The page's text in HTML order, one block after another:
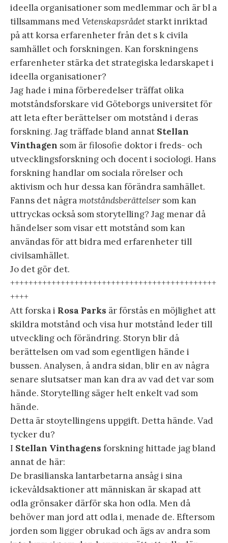
ideella organisationer som medlemmar och är bl a
tillsammans medVetenskapsrådet starkt inriktad
på att korsa erfarenheter från det s k civila
samhället och forskningen. Kan forskningens
erfarenheter stärka det strategiska ledarskapet i
ideella organisationer?
Jag hade i mina förberedelser träffat olika
motståndsforskare vid Göteborgs universitet för
att leta efter berättelser om motstånd i deras
forskning. Jag träffade bland annat Stellan
Vinthagen som är filosofie doktor i freds- och
utvecklingsforskning och docent i sociologi. Hans
forskning handlar om sociala rörelser och
aktivism och hur dessa kan förändra samhället.
Fanns det någramotståndsberättelser som kan
uttryckas också som storytelling? Jag menar då
händelser som visar ett motstånd som kan
användas för att bidra med erfarenheter till
civilsamhället.
Jo det gör det.
+++++++++++++++++++++++++++++++++++++++++++++
++++
Att forska i Rosa Parks är förstås en möjlighet att
skildra motstånd och visa hur motstånd leder till
utveckling och förändring. Storyn blir då
berättelsen om vad som egentligen hände i
bussen. Analysen, å andra sidan, blir en av några
senare slutsatser man kan dra av vad det var som
hände. Storytelling säger helt enkelt vad som
hände.
Detta är stoytellingens uppgift. Detta hände. Vad
tycker du?
I Stellan Vinthagens forskning hittade jag bland
annat de här:
De brasilianska lantarbetarna ansåg i sina
ickevåldsaktioner att människan är skapad att
odla grönsaker därför ska hon odla. Men då
behöver man jord att odla i, menade de. Eftersom
jorden som ligger obrukad och ägs av andra som